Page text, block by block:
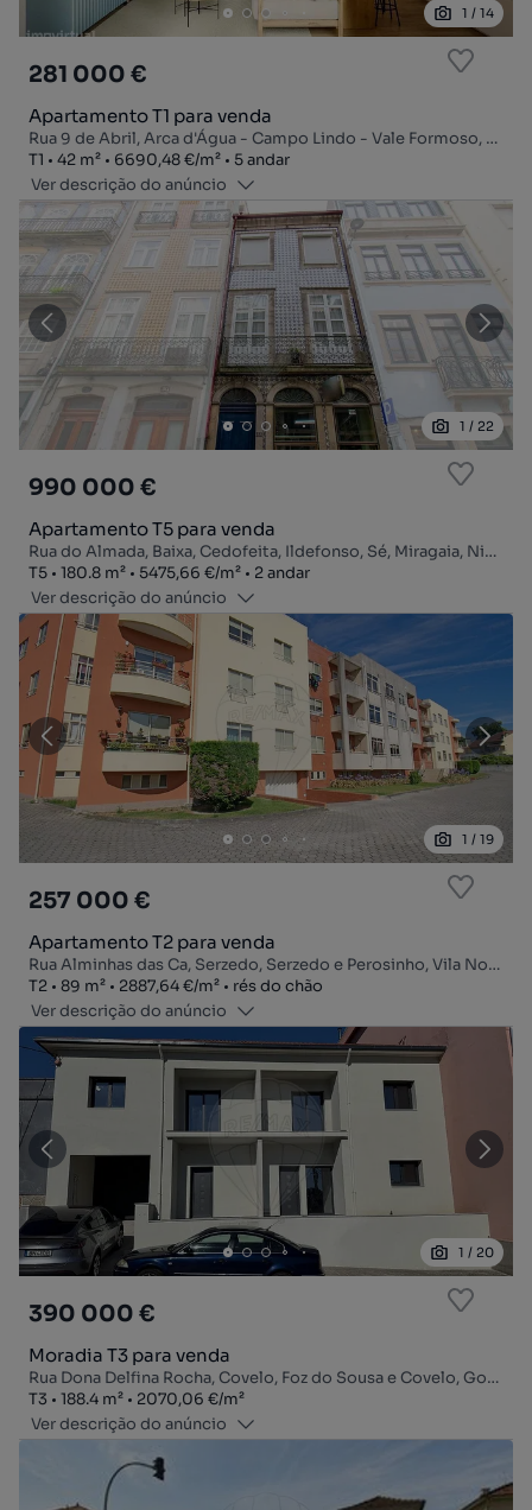
1 / 14
281 000 €
Apartamento T1 para venda
Rua 9 de Abril, Arca d'Água - Campo Lindo - Vale Formoso, Paranhos, Porto, Porto
Tipologia
T1
Zona42 m²
Preço por metro quadrado
6690,48 €/m²
Andar
5 andar
Ver descrição do anúncio
1 / 22
990 000 €
Apartamento T5 para venda
Rua do Almada, Baixa, Cedofeita, Ildefonso, Sé, Miragaia, Nicolau, Vitória, Porto, Porto
Tipologia
T5
Zona180.8 m²
Preço por metro quadrado
5475,66 €/m²
Andar
2 andar
Ver descrição do anúncio
1 / 19
257 000 €
Apartamento T2 para venda
Rua Alminhas das Ca, Serzedo, Serzedo e Perosinho, Vila Nova de Gaia, Porto
Tipologia
T2
Zona89 m²
Preço por metro quadrado
2887,64 €/m²
Andar
rés do chão
Ver descrição do anúncio
1 / 20
390 000 €
Moradia T3 para venda
Rua Dona Delfina Rocha, Covelo, Foz do Sousa e Covelo, Gondomar, Porto
Tipologia
T3
Zona188.4 m²
Preço por metro quadrado
2070,06 €/m²
Ver descrição do anúncio